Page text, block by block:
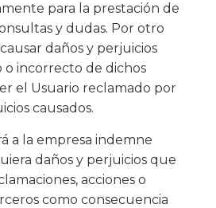
para la prestación de
y dudas. Por otro
daños y perjuicios
o incorrecto de dichos
el Usuario reclamado por
causados.
a la empresa indemne
daños y perjuicios que
acciones o
como consecuencia